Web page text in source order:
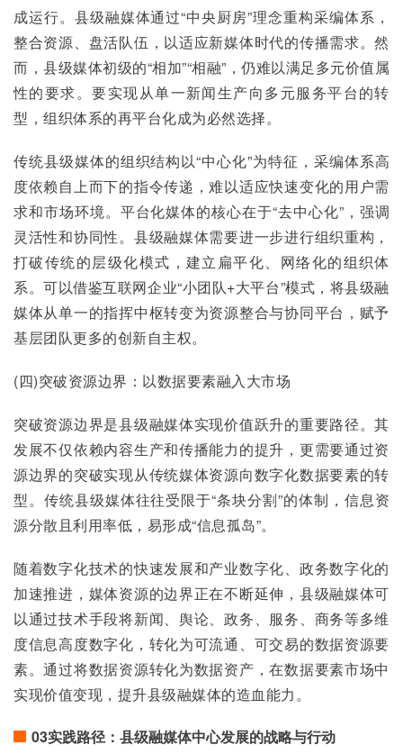
成运行。县级融媒体通过“中央厨房”理念重构采编体系，
整合资源、盘活队伍，以适应新媒体时代的传播需求。然
而，县级媒体初级的“相加”“相融”，仍难以满足多元价值属
性的要求。要实现从单一新闻生产向多元服务平台的转
型，组织体系的再平台化成为必然选择。
传统县级媒体的组织结构以“中心化”为特征，采编体系高
度依赖自上而下的指令传递，难以适应快速变化的用户需
求和市场环境。平台化媒体的核心在于“去中心化”，强调
灵活性和协同性。县级融媒体需要进一步进行组织重构，
打破传统的层级化模式，建立扁平化、网络化的组织体
系。可以借鉴互联网企业“小团队+大平台”模式，将县级融
媒体从单一的指挥中枢转变为资源整合与协同平台，赋予
基层团队更多的创新自主权。
(四)突破资源边界：以数据要素融入大市场
突破资源边界是县级融媒体实现价值跃升的重要路径。其
发展不仅依赖内容生产和传播能力的提升，更需要通过资
源边界的突破实现从传统媒体资源向数字化数据要素的转
型。传统县级媒体往往受限于“条块分割”的体制，信息资
源分散且利用率低，易形成“信息孤岛”。
随着数字化技术的快速发展和产业数字化、政务数字化的
加速推进，媒体资源的边界正在不断延伸，县级融媒体可
以通过技术手段将新闻、舆论、政务、服务、商务等多维
度信息高度数字化，转化为可流通、可交易的数据资源要
素。通过将数据资源转化为数据资产，在数据要素市场中
实现价值变现，提升县级融媒体的造血能力。
03实践路径：县级融媒体中心发展的战略与行动